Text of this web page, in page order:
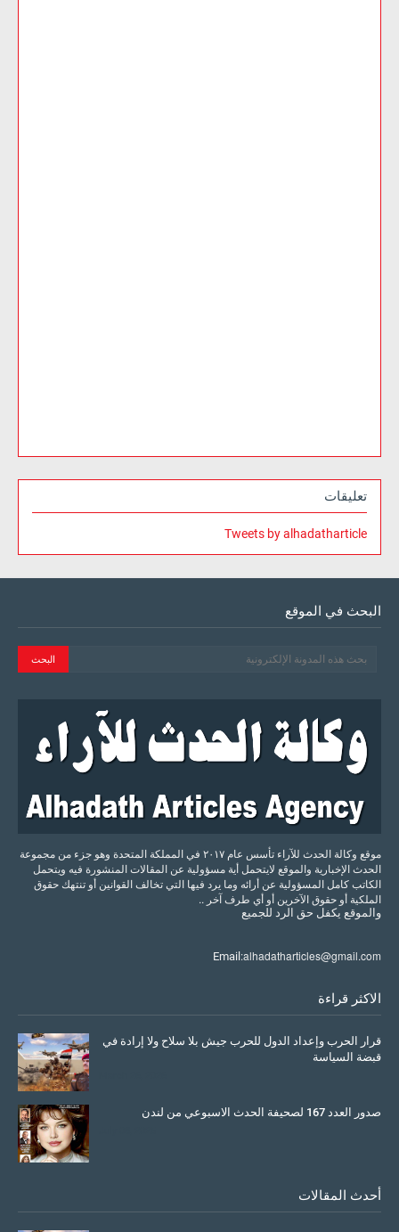
تعليقات
Tweets by alhadatharticle
البحث في الموقع
موقع وكالة الحدث للآراء تأسس عام ٢٠١٧ في المملكة المتحدة وهو جزء من مجموعة
الحدث الإخبارية والموقع لايتحمل أية مسؤولية عن المقالات المنشورة فيه ويتحمل
الكاتب كامل المسؤولية عن أرائه وما يرد فيها التي تخالف القوانين أو تنتهك حقوق
الملكية أو حقوق الآخرين أو أي طرف آخر ..
والموقع يكفل حق الرد للجميع
Email:alhadatharticles@gmail.com
الاكثر قراءة
قرار الحرب وإعداد الدول للحرب جيش بلا سلاح ولا إرادة في
قبضة السياسة
صدور العدد 167 لصحيفة الحدث الاسبوعي من لندن
أحدث المقالات